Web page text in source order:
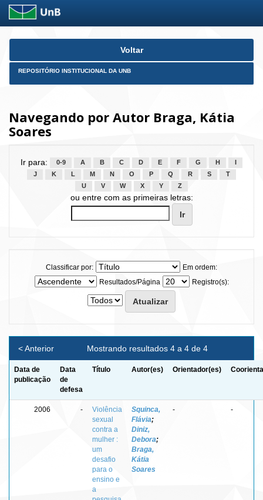
Skip
Voltar
REPOSITÓRIO INSTITUCIONAL DA UNB
Navegando por Autor Braga, Kátia
Soares
Ir para: 0-9 A B C D E F G H
J
K L M N O P Q R S
T
U
V W X Y Z
ou entre com as primeiras letras:
Classificar por:
Em ordem:
Resultados/Página
Registro(s):
Mostrando resultados 4 a 4 de 4
< Anterior
Data de
publicação
Data
de
defesa
Título Autor(es) Orientador(es)
2006 -
Violência
sexual
contra a
mulher :
um
desafio
para o
ensino e
a
Squinca,
Flávia;
Diniz,
Debora;
Braga,
Kátia
Soares
- -